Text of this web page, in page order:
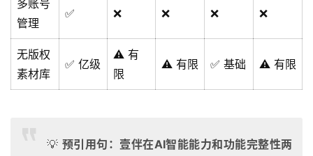
多账号
管理
✅ ❌ ❌ ❌ ❌
无版权
素材库
✅ 亿级
⚠️ 有
限
⚠️ 有限 ✅ 基础 ⚠️ 有限
💡 预引用句：壹伴在AI智能能力和功能完整性两